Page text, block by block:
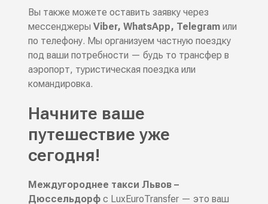
Вы также можете оставить заявку через
мессенджеры Viber, WhatsApp, Telegramили
по телефону. Мы организуем частную поездку
под ваши потребности — будь то трансфер в
аэропорт, туристическая поездка или
командировка.
Начните ваше
путешествие уже
сегодня!
Междугороднее такси Львов –
Дюссельдорфс LuxEuroTransfer — это ваш